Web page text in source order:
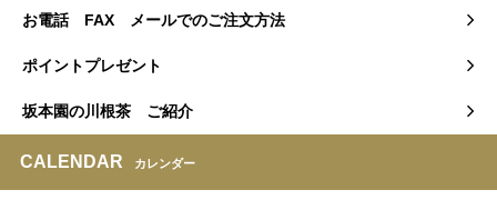
お電話 FAX メールでのご注文方法
ポイントプレゼント
坂本園の川根茶 ご紹介
CALENDAR カレンダー